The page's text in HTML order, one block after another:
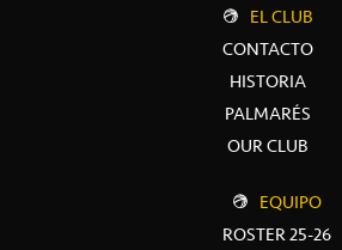
EL CLUB
CONTACTO
HISTORIA
PALMARÉS
OUR CLUB
EQUIPO
ROSTER 25-26